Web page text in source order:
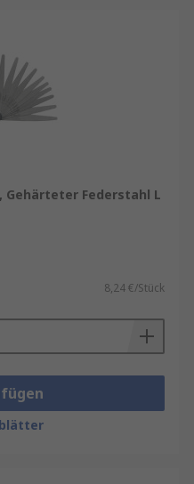
Gehärteter Federstahl L
8,24 €/Stück